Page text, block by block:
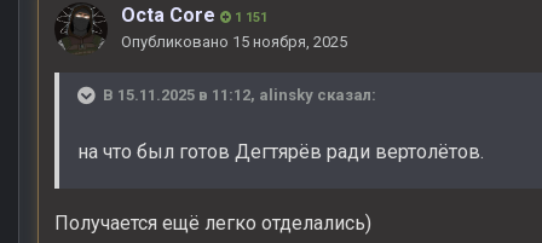
Octa Core 1 151
Опубликовано 15 ноября, 2025
В 15.11.2025 в 11:12, alinsky сказал:
на что был готов Дегтярёв ради вертолётов.
Получается ещё легко отделались)